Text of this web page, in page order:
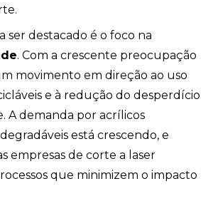
ser destacado é o foco na
. Com a crescente preocupação
movimento em direção ao uso
e à redução do desperdício
A demanda por acrílicos
está crescendo, e
empresas de corte a laser
que minimizem o impacto